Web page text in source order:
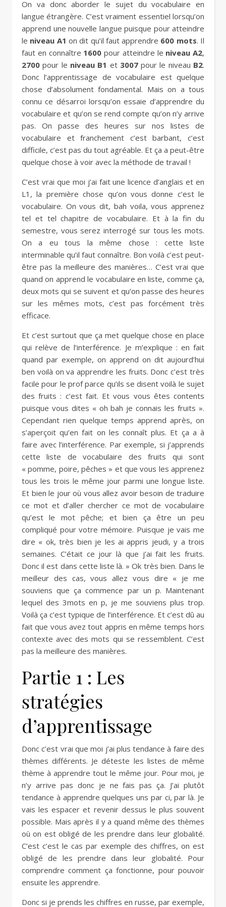
On va donc aborder le sujet du vocabulaire en
langue étrangère. C’est vraiment essentiel lorsqu’on
apprend une nouvelle langue puisque pour atteindre
le niveau A1 on dit qu’il faut apprendre 600 mots. Il
faut en connaître 1600 pour atteindre le niveau A2,
2700 pour le niveau B1 et 3007pour le niveau B2.
Donc l’apprentissage de vocabulaire est quelque
chose d’absolument fondamental. Mais on a tous
connu ce désarroi lorsqu’on essaie d’apprendre du
vocabulaire et qu’on se rend compte qu’on n’y arrive
pas. On passe des heures sur nos listes de
vocabulaire et franchement c’est barbant, c’est
difficile, c’est pas du tout agréable. Et ça a peut-être
quelque chose à voir avec la méthode de travail !
C’est vrai que moi j’ai fait une licence d’anglais et en
L1, la première chose qu’on vous donne c’est le
vocabulaire. On vous dit, bah voila, vous apprenez
tel et tel chapitre de vocabulaire. Et à la fin du
semestre, vous serez interrogé sur tous les mots.
On a eu tous la même chose : cette liste
interminable qu’il faut connaître. Bon voilà c’est peut-
être pas la meilleure des manières… C’est vrai que
quand on apprend le vocabulaire en liste, comme ça,
deux mots qui se suivent et qu’on passe des heures
sur les mêmes mots, c’est pas forcément très
efficace.
Et c’est surtout que ça met quelque chose en place
qui relève de l’interférence. Je m’explique : en fait
quand par exemple, on apprend on dit aujourd’hui
ben voilà on va apprendre les fruits. Donc c’est très
facile pour le prof parce qu’ils se disent voilà le sujet
des fruits : c’est fait. Et vous vous êtes contents
puisque vous dites « oh bah je connais les fruits ».
Cependant rien quelque temps apprend après, on
s’aperçoit qu’en fait on les connaît plus. Et ça a à
faire avec l’interférence. Par exemple, si j’apprends
cette liste de vocabulaire des fruits qui sont
« pomme, poire, pêches » et que vous les apprenez
tous les trois le même jour parmi une longue liste.
Et bien le jour où vous allez avoir besoin de traduire
ce mot et d’aller chercher ce mot de vocabulaire
qu’est le mot pêche; et bien ça être un peu
compliqué pour votre mémoire. Puisque je vais me
dire « ok, très bien je les ai appris jeudi, y a trois
semaines. C’était ce jour là que j’ai fait les fruits.
Donc il est dans cette liste là. » Ok très bien. Dans le
meilleur des cas, vous allez vous dire « je me
souviens que ça commence par un p. Maintenant
lequel des 3mots en p, je me souviens plus trop.
Voilà ça c’est typique de l’interférence. Et c’est dû au
fait que vous avez tout appris en même temps hors
contexte avec des mots qui se ressemblent. C’est
pas la meilleure des manières.
Partie 1 : Les
stratégies
d’apprentissage
Donc c’est vrai que moi j’ai plus tendance à faire des
thèmes différents. Je déteste les listes de même
thème à apprendre tout le même jour. Pour moi, je
n’y arrive pas donc je ne fais pas ça. J’ai plutôt
tendance à apprendre quelques uns par ci, par là. Je
vais les espacer et revenir dessus le plus souvent
possible. Mais après il y a quand même des thèmes
où on est obligé de les prendre dans leur globalité.
C’est c’est le cas par exemple des chiffres, on est
obligé de les prendre dans leur globalité. Pour
comprendre comment ça fonctionne, pour pouvoir
ensuite les apprendre.
Donc si je prends les chiffres en russe, par exemple,